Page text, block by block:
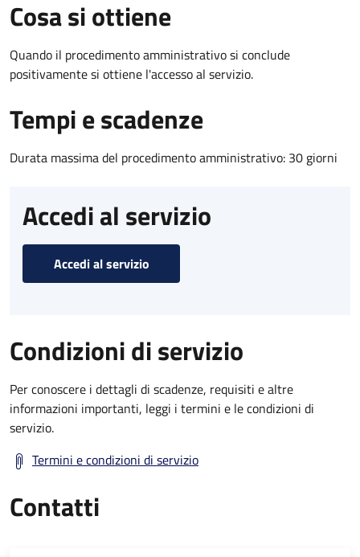
Cosa si ottiene
Quando il procedimento amministrativo si conclude
positivamente si ottiene l'accesso al servizio.
Tempi e scadenze
Durata massima del procedimento amministrativo: 30 giorni
Accedi al servizio
Accedi al servizio
Condizioni di servizio
Per conoscere i dettagli di scadenze, requisiti e altre
informazioni importanti, leggi i termini e le condizioni di
servizio.
Termini e condizioni di servizio
Contatti